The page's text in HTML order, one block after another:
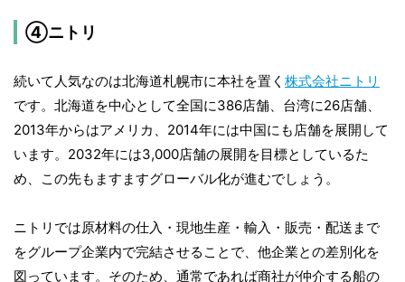
④ニトリ
続いて人気なのは北海道札幌市に本社を置く 株式会社ニトリ
です。北海道を中心として全国に386店舗、台湾に26店舗、
2013年からはアメリカ、2014年には中国にも店舗を展開して
います。2032年には3,000店舗の展開を目標としているた
め、この先もますますグローバル化が進むでしょう。
ニトリでは原材料の仕入・現地生産・輸入・販売・配送まで
をグループ企業内で完結させることで、他企業との差別化を
図っています。そのため、通常であれば商社が仲介する船の